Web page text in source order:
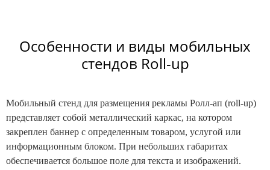
Особенности и виды мобильных
стендов Roll-up
Мобильный стенд для размещения рекламы Ролл-ап (roll-up)
представляет собой металлический каркас, на котором
закреплен баннер с определенным товаром, услугой или
информационным блоком. При небольших габаритах
обеспечивается большое поле для текста и изображений.